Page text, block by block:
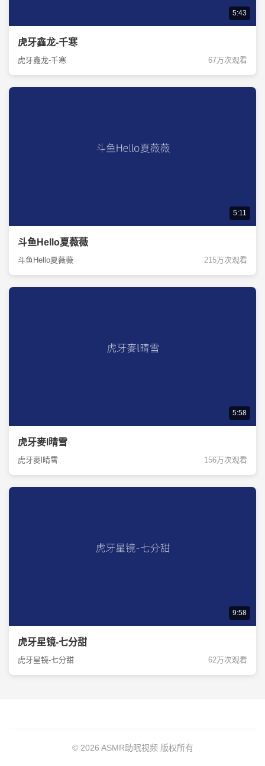
5:43
虎牙鑫龙-千寒
虎牙鑫龙-千寒 67万次观看
5:11
斗鱼Hello夏薇薇
斗鱼Hello夏薇薇 215万次观看
5:58
虎牙麥l晴雪
虎牙麥l晴雪 156万次观看
9:58
虎牙星镜-七分甜
虎牙星镜-七分甜 62万次观看
© 2026 ASMR助眠视频 版权所有